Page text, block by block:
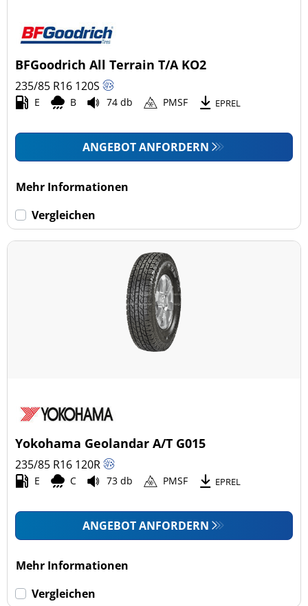
BFGoodrich All Terrain T/A KO2
235/85 R16 120S
E B 74 db PMSF EPREL
ANGEBOT ANFORDERN
Mehr Informationen
Vergleichen
Yokohama Geolandar A/T G015
235/85 R16 120R
E C 73 db PMSF EPREL
ANGEBOT ANFORDERN
Mehr Informationen
Vergleichen